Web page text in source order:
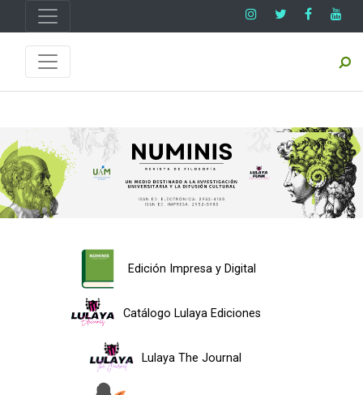
Edición Impresa y Digital
Catálogo Lulaya Ediciones
Lulaya The Journal